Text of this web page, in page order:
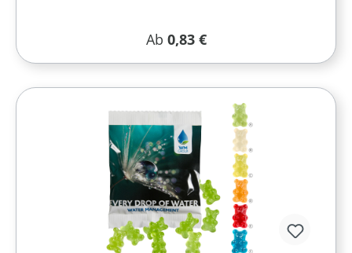
Regulärer Preis:
Ab 0,83 €